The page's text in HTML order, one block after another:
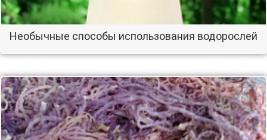
Необычные способы использования водорослей